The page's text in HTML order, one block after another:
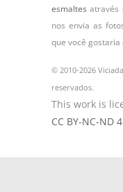
esmaltes através
nos envia as
que você gostaria
© 2010-2026
reservados.
This work is
CC BY-NC-ND